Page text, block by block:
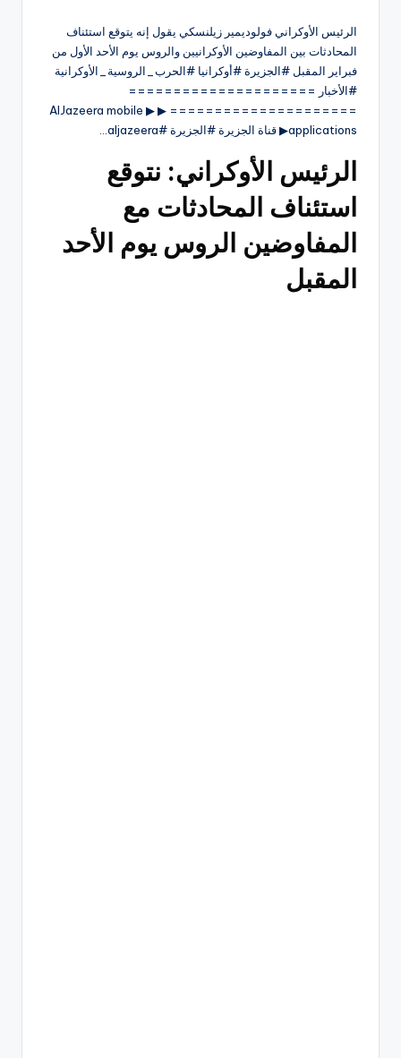
الرئيس الأوكراني فولوديمير زيلنسكي يقول إنه يتوقع استئناف
المحادثات بين المفاوضين الأوكرانيين والروس يوم الأحد الأول من
فبراير المقبل #الجزيرة #أوكرانيا #الحرب_الروسية_الأوكرانية
#الأخبار =====================
===================== ▶ ▶ AlJazeera mobile
applications▶ قناة الجزيرة #الجزيرة #aljazeera…
الرئيس الأوكراني: نتوقع
استئناف المحادثات مع
المفاوضين الروس يوم الأحد
المقبل